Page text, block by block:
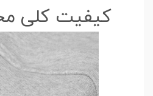
کیفیت کلی